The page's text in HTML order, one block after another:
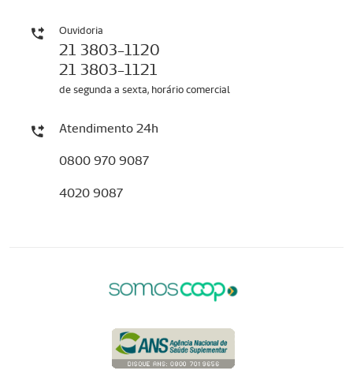
Ouvidoria
21 3803-1120
21 3803-1121
de segunda a sexta, horário comercial
Atendimento 24h
0800 970 9087
4020 9087